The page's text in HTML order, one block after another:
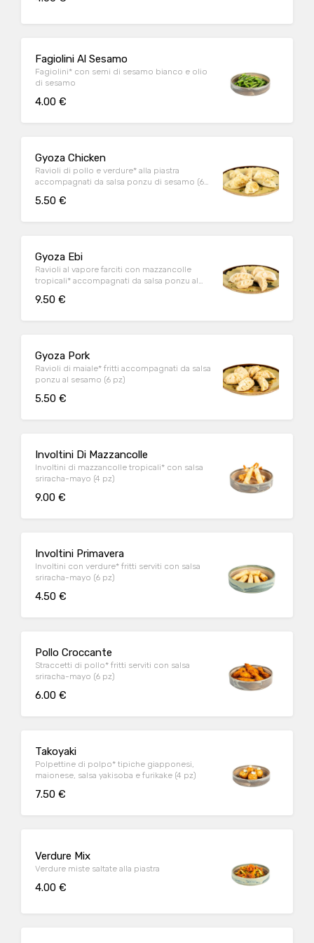
Fagiolini Al Sesamo
Fagiolini* con semi di sesamo bianco e olio
di sesamo
4.00 €
Gyoza Chicken
Ravioli di pollo e verdure* alla piastra
accompagnati da salsa ponzu di sesamo (6
5.50 €
Gyoza Ebi
Ravioli al vapore farciti con mazzancolle
tropicali* accompagnati da salsa ponzu al
9.50 €
Gyoza Pork
Ravioli di maiale* fritti accompagnati da salsa
ponzu al sesamo (6 pz)
5.50 €
Involtini Di Mazzancolle
Involtini di mazzancolle tropicali* con salsa
sriracha-mayo (4 pz)
9.00 €
Involtini Primavera
Involtini con verdure* fritti serviti con salsa
sriracha-mayo (6 pz)
4.50 €
Pollo Croccante
Straccetti di pollo* fritti serviti con salsa
sriracha-mayo (6 pz)
6.00 €
Takoyaki
Polpettine di polpo* tipiche giapponesi,
maionese, salsa yakisoba e furikake (4 pz)
7.50 €
Verdure Mix
Verdure miste saltate alla piastra
4.00 €